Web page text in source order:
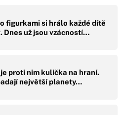
figurkami si hrálo každé dítě
Dnes už jsou vzácností…
proti nim kulička na hraní.
největší planety…